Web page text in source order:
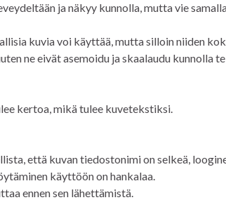
ja näkyy kunnolla, mutta vie
kuvia voi käyttää, mutta silloin niiden
ne eivät asemoidu ja skaalaudu kunnolla
kertoa, mikä tulee kuvetekstiksi.
että kuvan tiedostonimi on selkeä,
käyttöön on hankalaa.
ennen sen lähettämistä.